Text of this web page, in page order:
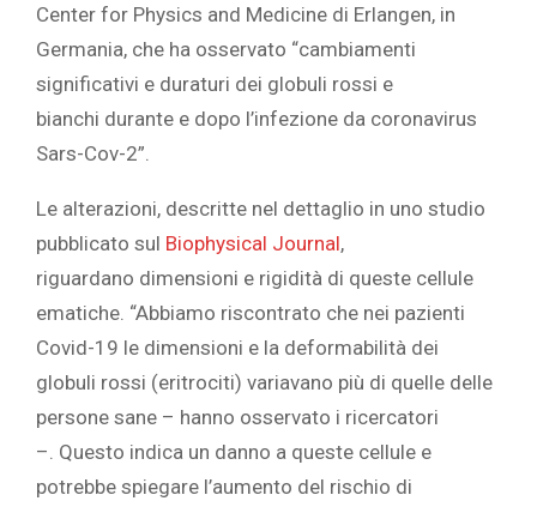
Center for Physics and Medicine di Erlangen, in
Germania, che ha osservato “cambiamenti
significativi e duraturi dei globuli rossi e
bianchi durante e dopo l’infezione da coronavirus
Sars-Cov-2”.
Le alterazioni, descritte nel dettaglio in uno studio
pubblicato sul Biophysical Journal,
riguardano dimensioni e rigidità di queste cellule
ematiche. “Abbiamo riscontrato che nei pazienti
Covid-19 le dimensioni e la deformabilità dei
globuli rossi (eritrociti) variavano più di quelle delle
persone sane – hanno osservato i ricercatori
–. Questo indica un danno a queste cellule e
potrebbe spiegare l’aumento del rischio di